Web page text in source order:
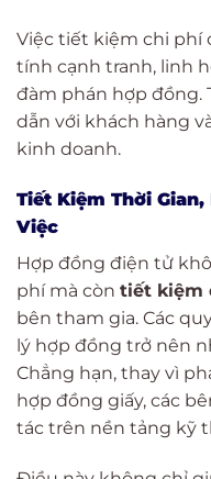
Việc tiết kiệm chi phí
tính cạnh tranh, linh
đàm phán hợp đồng.
dẫn với khách hàng
kinh doanh.
Tiết Kiệm Thời
Việc
Hợp đồng điện tử
phí mà còn tiết kiệm
bên tham gia. Các
lý hợp đồng trở nên
Chẳng hạn, thay vì
hợp đồng giấy, các
tác trên nền tảng kỹ